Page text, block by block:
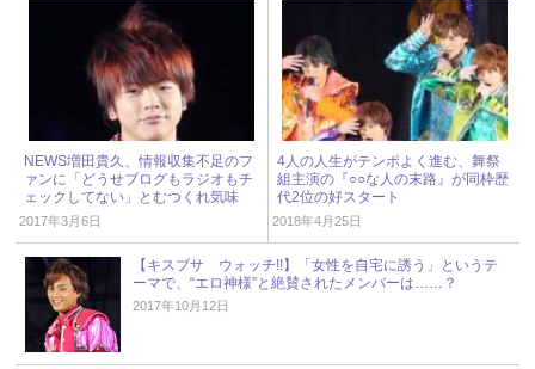
NEWS増田貴久、情報収集不足のフ
ァンに「どうせブログもラジオもチ
ェックしてない」とむつくれ気味
2017年3月6日
4人の人生がテンポよく進む、舞祭
組主演の『○○な人の末路』が同枠歴
代2位の好スタート
2018年4月25日
【キスブサ ウォッチ!!】「女性を自宅に誘う」というテ
ーマで、“エロ神様”と絶賛されたメンバーは……？
2017年10月12日